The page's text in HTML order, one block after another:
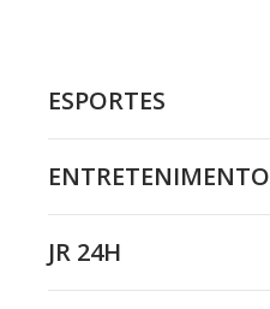
ESPORTES
ENTRETENIMENTO
JR 24H